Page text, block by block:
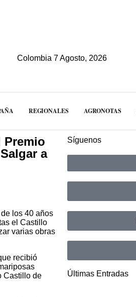
Colombia 7 Agosto, 2026
REGIONALES AGRONOTAS
Premio
a
los 40 años
el Castillo
varias obras
recibió
Castillo de
Síguenos
Últimas Entradas